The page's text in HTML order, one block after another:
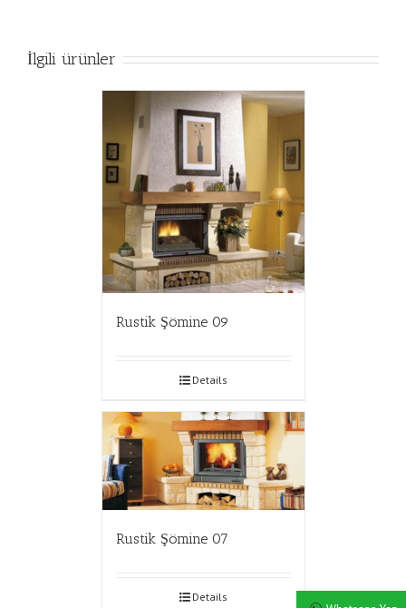
İlgili ürünler
Rustik Şömine 09
Details
Rustik Şömine 07
Details